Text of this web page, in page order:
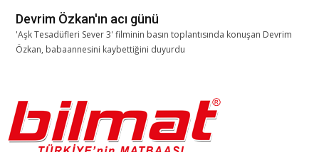
Devrim Özkan'ın acı günü
'Aşk Tesadüfleri Sever 3' filminin basın toplantısında konuşan Devrim
Özkan, babaannesini kaybettiğini duyurdu